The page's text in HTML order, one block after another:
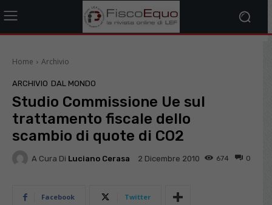
Home Archivio
ARCHIVIO DAL MONDO
Studio Commissione Ue sul
trattamento fiscale dello
scambio di quote di CO2
A Cura Di Luciano Cerasa 2 Dicembre 2010 0
674
Facebook Twitter